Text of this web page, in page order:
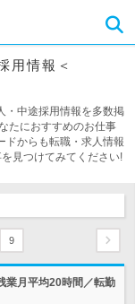
用情報＜
・中途採用情報を多数掲
たにおすすめのお仕事
ドからも転職・求人情報
見つけてみてください!
9
業月平均20時間／転勤